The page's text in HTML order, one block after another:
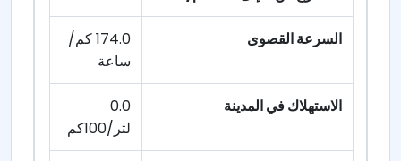
السرعة القصوى
174.0 كم/
ساعة
الاستهلاك في المدينة
0.0
لتر/100كم